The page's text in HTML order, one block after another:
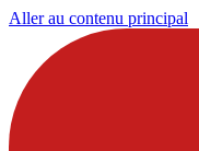
Aller au contenu principal